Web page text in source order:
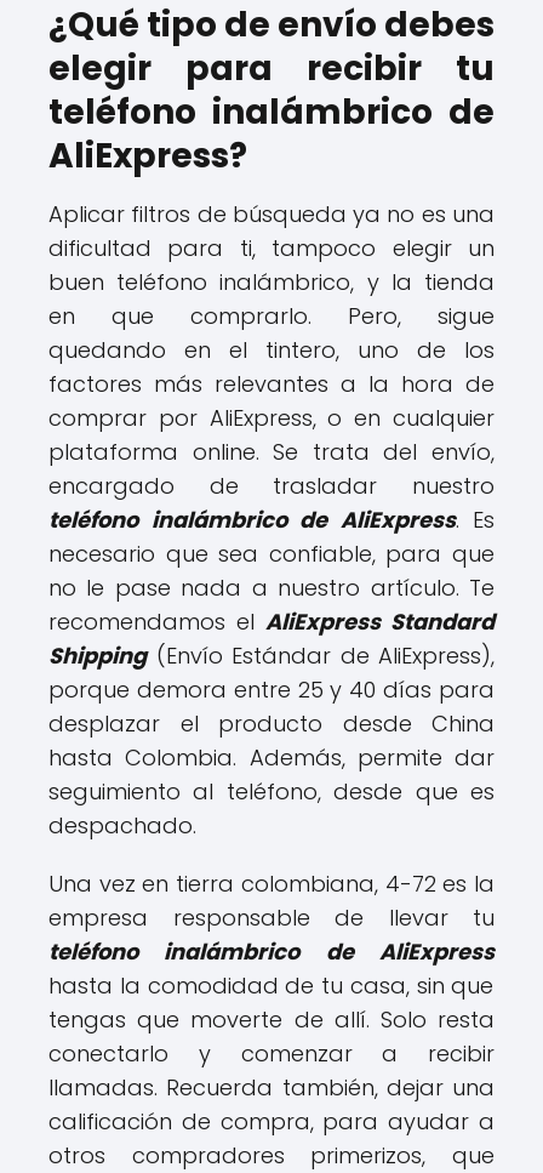
¿Qué tipo de envío debes
elegir para recibir tu
teléfono inalámbrico de
AliExpress?
Aplicar filtros de búsqueda ya no es una
dificultad para ti, tampoco elegir un
buen teléfono inalámbrico, y la tienda
en que comprarlo. Pero, sigue
quedando en el tintero, uno de los
factores más relevantes a la hora de
comprar por AliExpress, o en cualquier
plataforma online. Se trata del envío,
encargado de trasladar nuestro
teléfono inalámbrico de AliExpress. Es
necesario que sea confiable, para que
no le pase nada a nuestro artículo. Te
recomendamos el AliExpress Standard
Shipping(Envío Estándar de AliExpress),
porque demora entre 25 y 40 días para
desplazar el producto desde China
hasta Colombia. Además, permite dar
seguimiento al teléfono, desde que es
despachado.
Una vez en tierra colombiana, 4-72 es la
empresa responsable de llevar tu
teléfono inalámbrico de AliExpress
hasta la comodidad de tu casa, sin que
tengas que moverte de allí. Solo resta
conectarlo y comenzar a recibir
llamadas. Recuerda también, dejar una
calificación de compra, para ayudar a
otros compradores primerizos, que